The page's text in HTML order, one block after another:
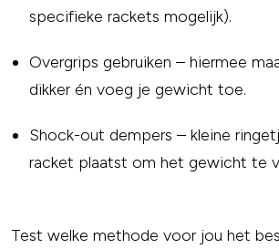
specifieke rackets mogelijk).
Overgrips gebruiken – hiermee
dikker én voeg je gewicht toe.
Shock-out dempers – kleine
racket plaatst om het gewicht te
Test welke methode voor jou het